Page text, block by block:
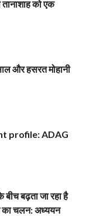
को एक
और हसरत मोहानी
profile: ADAG
बीच बढ़ता जा रहा है
का चलन: अध्ययन